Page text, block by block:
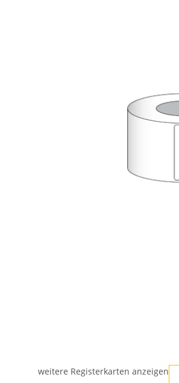
weitere Registerkarten anzeigen